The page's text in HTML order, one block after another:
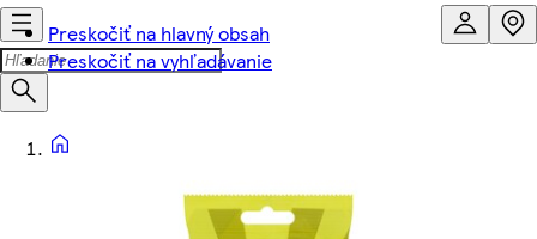
Preskočiť na hlavný obsah
Preskočiť na vyhľadávanie